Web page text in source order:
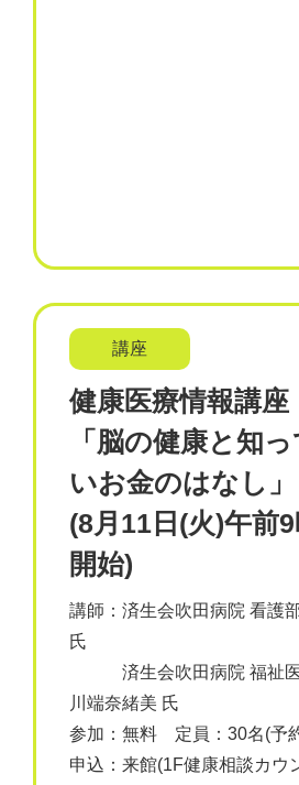
講座
健康医療情報講座
「脳の健康と知
いお金のはなし」
(8月11日(火)午前
開始)
講師：済生会吹田病院 看護
氏
済生会吹田病院 福祉医
川端奈緒美 氏
参加：無料 定員：30名(予
申込：来館(1F健康相談カウ